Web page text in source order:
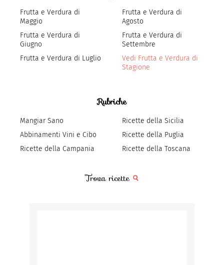
Frutta e Verdura di
Maggio
Frutta e Verdura di
Giugno
Frutta e Verdura di Luglio
Frutta e Verdura di
Agosto
Frutta e Verdura di
Settembre
Vedi Frutta e Verdura di
Stagione
Rubriche
Mangiar Sano
Abbinamenti Vini e Cibo
Ricette della Campania
Ricette della Sicilia
Ricette della Puglia
Ricette della Toscana
Trova ricette